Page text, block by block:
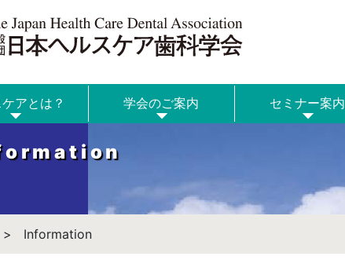
アとは？ 学会のご案内 セミナー案内
Information